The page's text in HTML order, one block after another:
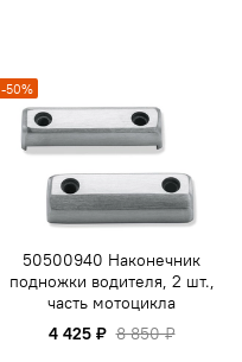
-50%
50500940 Наконечник
подножки водителя, 2 шт.,
часть мотоцикла
4 425 ₽ 8 850 ₽